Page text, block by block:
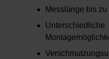
Messlänge bis zu
Unterschiedliche